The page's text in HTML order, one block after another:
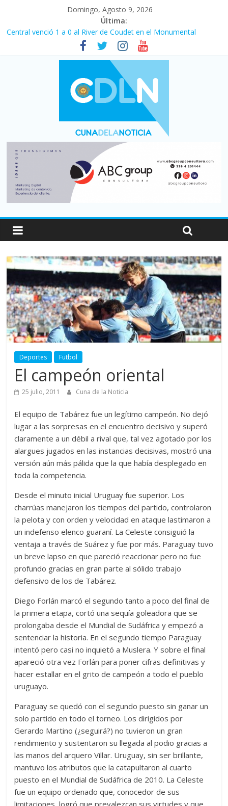
Domingo, Agosto 9, 2026
Última:
Central venció 1 a 0 al River de Coudet en el Monumental
La morosidad alcanzó su nivel más alto en dos décadas y ya
afecta a 400 mil deudores en Santa Fe
Desde que asumió Milei cerraron 41.000 kioscos: el sector
denuncia crisis como en 2001
Vacaciones de invierno con más movimiento y consumo
turístico: 4,6 millones de personas viajaron por el país, un 5,9%
Fuerte caída de la venta de autos usados en julio: bajó un 12,6%
Deportes Futbol
El campeón oriental
25 julio, 2011 Cuna de la Noticia
El equipo de Tabárez fue un legítimo campeón. No dejó
lugar a las sorpresas en el encuentro decisivo y superó
claramente a un débil a rival que, tal vez agotado por los
alargues jugados en las instancias decisivas, mostró una
versión aún más pálida que la que había desplegado en
toda la competencia.
Desde el minuto inicial Uruguay fue superior. Los
charrúas manejaron los tiempos del partido, controlaron
la pelota y con orden y velocidad en ataque lastimaron a
un indefenso elenco guaraní. La Celeste consiguió la
ventaja a través de Suárez y fue por más. Paraguay tuvo
un breve lapso en que pareció reaccionar pero no fue
profundo gracias en gran parte al sólido trabajo
defensivo de los de Tabárez.
Diego Forlán marcó el segundo tanto a poco del final de
la primera etapa, cortó una sequía goleadora que se
prolongaba desde el Mundial de Sudáfrica y empezó a
sentenciar la historia. En el segundo tiempo Paraguay
intentó pero casi no inquietó a Muslera. Y sobre el final
apareció otra vez Forlán para poner cifras definitivas y
hacer estallar en el grito de campeón a todo el pueblo
uruguayo.
Paraguay se quedó con el segundo puesto sin ganar un
solo partido en todo el torneo. Los dirigidos por
Gerardo Martino (¿seguirá?) no tuvieron un gran
rendimiento y sustentaron su llegada al podio gracias a
las manos del arquero Villar. Uruguay, sin ser brillante,
mantuvo los atributos que la catapultaron al cuarto
puesto en el Mundial de Sudáfrica de 2010. La Celeste
fue un equipo ordenado que, conocedor de sus